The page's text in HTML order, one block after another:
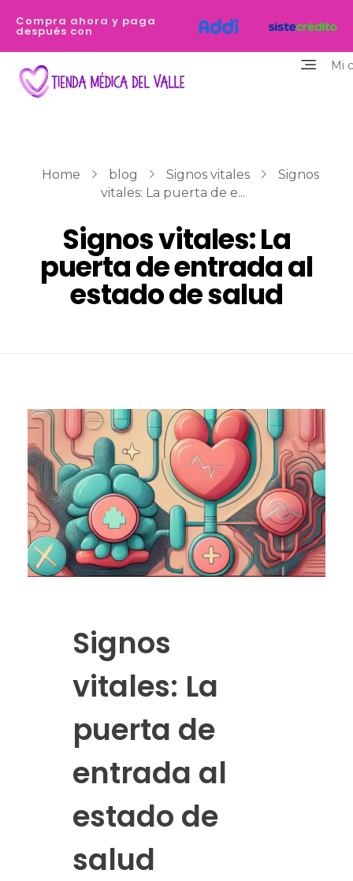
Compra ahora y paga
después con
Mi
Home blog Signos vitales
Signos
vitales: La puerta de e...
Signos vitales: La
puerta de entrada al
estado de salud
Signos
vitales: La
puerta de
entrada al
estado de
salud